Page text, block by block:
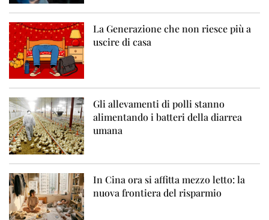
La Generazione che non riesce più a
uscire di casa
Gli allevamenti di polli stanno
alimentando i batteri della diarrea
umana
In Cina ora si affitta mezzo letto: la
nuova frontiera del risparmio